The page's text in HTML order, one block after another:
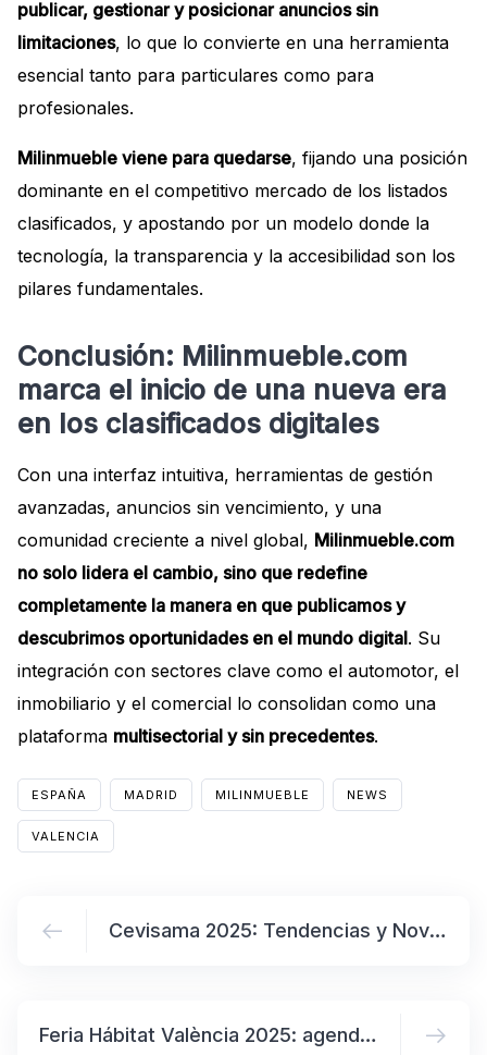
publicar, gestionar y posicionar anuncios sin
limitaciones, lo que lo convierte en una herramienta
esencial tanto para particulares como para
profesionales.
Milinmueble viene para quedarse, fijando una posición
dominante en el competitivo mercado de los listados
clasificados, y apostando por un modelo donde la
tecnología, la transparencia y la accesibilidad son los
pilares fundamentales.
Conclusión: Milinmueble.com
marca el inicio de una nueva era
en los clasificados digitales
Con una interfaz intuitiva, herramientas de gestión
avanzadas, anuncios sin vencimiento, y una
comunidad creciente a nivel global, Milinmueble.com
no solo lidera el cambio, sino que redefine
completamente la manera en que publicamos y
descubrimos oportunidades en el mundo digital. Su
integración con sectores clave como el automotor, el
inmobiliario y el comercial lo consolidan como una
plataforma multisectorial y sin precedentes.
ESPAÑA MADRID MILINMUEBLE NEWS
VALENCIA
Cevisama 2025: Tendencias y Novedades del Sector Cerámico y del Baño
Feria Hábitat València 2025: agenda completa con más de 100 conferencias y los mejores diseñadores internacionales